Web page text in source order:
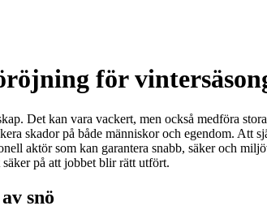
för
Det kan vara vackert, men också medföra
skador på både människor och egendom. Att
aktör som kan garantera snabb, säker och
på att jobbet blir rätt utfört.
snö